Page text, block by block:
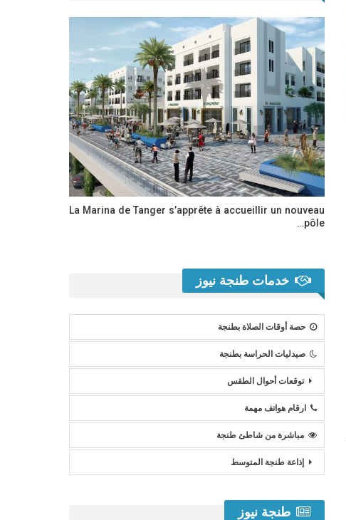
La Marina de Tanger s’apprête à accueillir un nouveau
pôle…
خدمات طنجة نيوز
حصة أوقات الصلاة بطنجة
صيدليات الحراسة بطنجة
توقعات أحوال الطقس
ارقام هواتف مهمة
مباشرة من شاطئ طنجة
إذاعة طنجة المتوسط
طنجة نيوز